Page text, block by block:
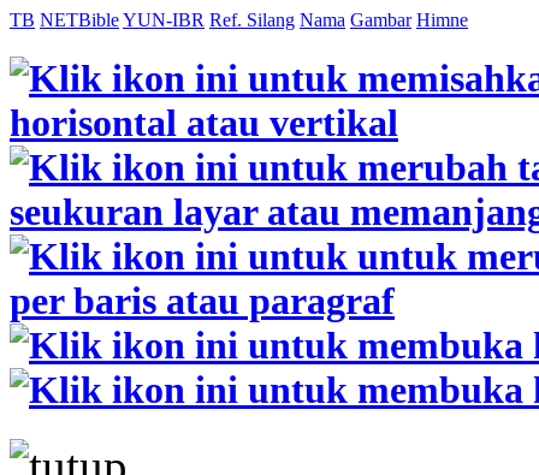
TB NETBibleYUN-IBR Ref. Silang Nama Gambar Himne